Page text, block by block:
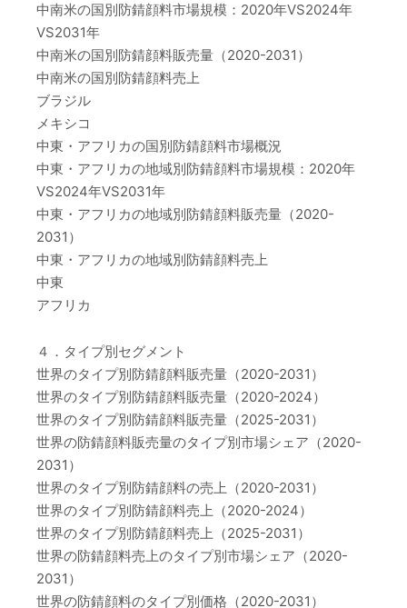
中南米の国別防錆顔料市場規模：2020年VS2024年
VS2031年
中南米の国別防錆顔料販売量（2020-2031）
中南米の国別防錆顔料売上
ブラジル
メキシコ
中東・アフリカの国別防錆顔料市場概況
中東・アフリカの地域別防錆顔料市場規模：2020年
VS2024年VS2031年
中東・アフリカの地域別防錆顔料販売量（2020-
2031）
中東・アフリカの地域別防錆顔料売上
中東
アフリカ
４．タイプ別セグメント
世界のタイプ別防錆顔料販売量（2020-2031）
世界のタイプ別防錆顔料販売量（2020-2024）
世界のタイプ別防錆顔料販売量（2025-2031）
世界の防錆顔料販売量のタイプ別市場シェア（2020-
2031）
世界のタイプ別防錆顔料の売上（2020-2031）
世界のタイプ別防錆顔料売上（2020-2024）
世界のタイプ別防錆顔料売上（2025-2031）
世界の防錆顔料売上のタイプ別市場シェア（2020-
2031）
世界の防錆顔料のタイプ別価格（2020-2031）